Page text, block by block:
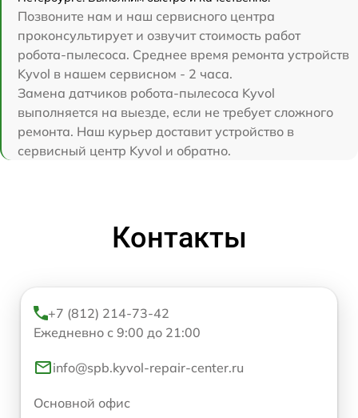
Позвоните нам и наш сервисного центра
проконсультирует и озвучит стоимость работ
робота-пылесоса. Среднее время ремонта устройств
Kyvol в нашем сервисном - 2 часа.
Замена датчиков робота-пылесоса Kyvol
выполняется на выезде, если не требует сложного
ремонта. Наш курьер доставит устройство в
сервисный центр Kyvol и обратно.
Контакты
+7 (812) 214-73-42
Ежедневно с 9:00 до 21:00
info@spb.kyvol-repair-center.ru
Основной офис